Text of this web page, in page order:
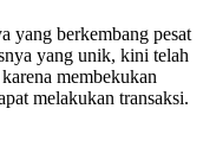
yang berkembang pesat
yang unik, kini telah
membekukan
melakukan transaksi.